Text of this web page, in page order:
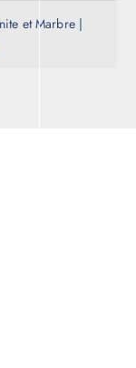
et Marbre |